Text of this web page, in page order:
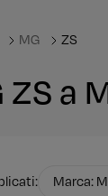
MG ZS
ZS a
Marca: